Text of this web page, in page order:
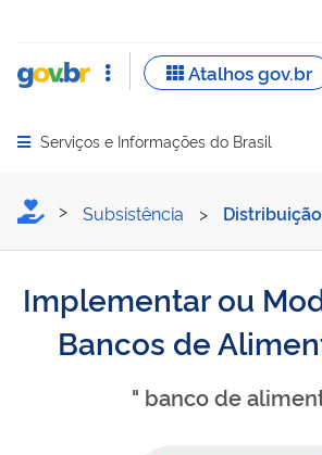
Abrir menu principal de navegação
Serviços e Informações do Brasil
Implementar ou
Subsistência >
Implementar ou
Bancos de
" banco de